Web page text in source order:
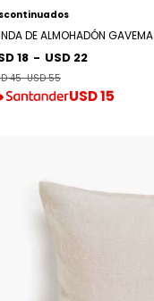
DE ALMOHADÓN GAVEMA
18 - USD 22
45-USD 55
USD15